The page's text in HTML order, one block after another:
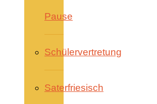
Pause
Schülervertretung
Saterfriesisch